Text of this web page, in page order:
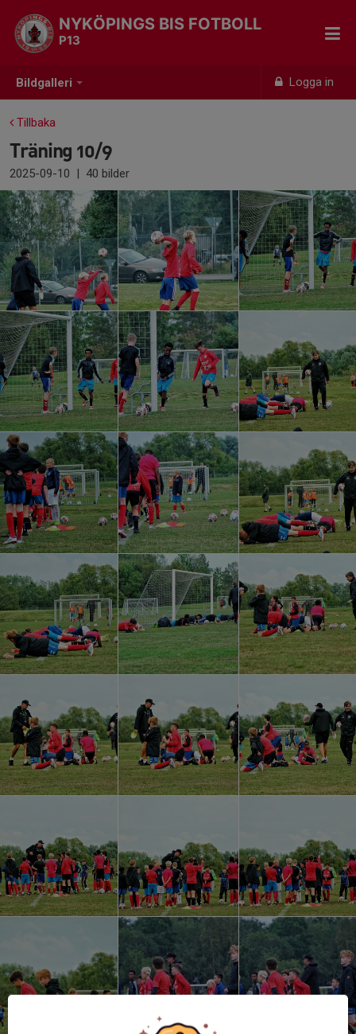
Bildgalleri Logga in
NYKÖPINGS BIS FOTBOLL
P13
Tillbaka
Träning 10/9
2025-09-10 | 40 bilder